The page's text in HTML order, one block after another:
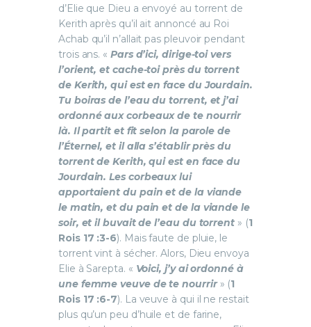
d’Elie que Dieu a envoyé au torrent de
Kerith après qu’il ait annoncé au Roi
Achab qu’il n’allait pas pleuvoir pendant
trois ans. « Pars d’ici, dirige-toi vers
l’orient, et cache-toi près du torrent
de Kerith, qui est en face du Jourdain.
Tu boiras de l’eau du torrent, et j’ai
ordonné aux corbeaux de te nourrir
là. Il partit et fit selon la parole de
l’Éternel, et il alla s’établir près du
torrent de Kerith, qui est en face du
Jourdain. Les corbeaux lui
apportaient du pain et de la viande
le matin, et du pain et de la viande le
soir, et il buvait de l’eau du torrent » (1
Rois 17 :3-6). Mais faute de pluie, le
torrent vint à sécher. Alors, Dieu envoya
Elie à Sarepta. « Voici, j’y ai ordonné à
une femme veuve de te nourrir » (1
Rois 17 :6-7). La veuve à qui il ne restait
plus qu’un peu d’huile et de farine,